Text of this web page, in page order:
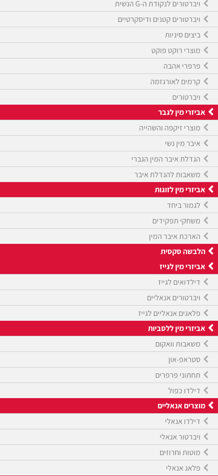
ויברטורים לנקודת ה-G הנשית
ויברטורים קטנים ודיסקרטיים
ביצים סיניות
מוצרי רוקט פוקט
פרפרי אהבה
קרמים לאורגזמה
ויברטורים
אביזרי מין לגבר
מוצרי זיקפה והשהייה
איבר מין נשי
הגדלת איבר המין הגברי
משאבות להגדלת איבר
אביזרי מין לזוגות
לגמור ביחד
משחקי תפקידים
הארכת איבר המין
הלבשה סקסית
אביזרי מין לגייז
דילדואים לגייז
ויברטורים אנאליים
פלאגים אנאליים לגייז
אביזרי מין ללסביות
משאבות וואקום
סטראפ-און
תחתוני פרפרים
דילדו כפול
מוצרים אנאליים
דילדו אנאלי
ויברטור אנאלי
מוטות וחרוזים
פלאג אנאלי